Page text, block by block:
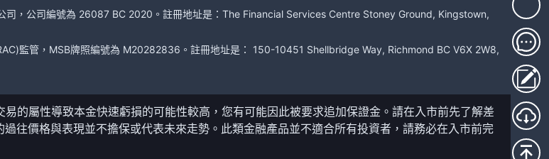
，公司編號為 26087 BC 2020。註冊地址是：The Financial Services Centre Stoney Ground, Kingstown,
監管，MSB牌照編號為 M20282836。註冊地址是： 150-10451 Shellbridge Way, Richmond BC V6X 2W8,
的屬性導致本金快速虧損的可能性較高，您有可能因此被要求追加保證金。請在入市前先了解差
往價格與表現並不擔保或代表未來走勢。此類金融產品並不適合所有投資者，請務必在入市前完